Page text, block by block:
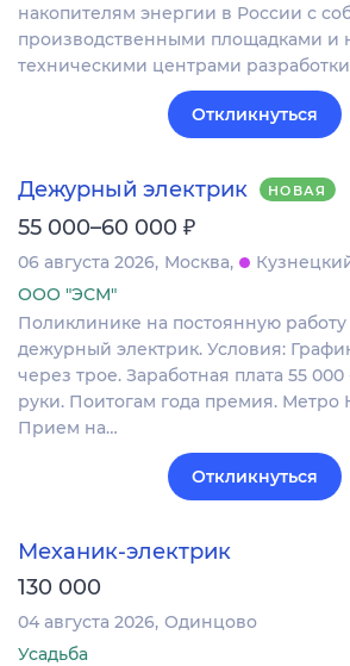
накопителям энергии в России с
производственными площадками и
техническими центрами
Откликнуться
Дежурный электрик НОВАЯ
55 000–60 000 ₽
06 августа 2026 Москва
ООО "ЭСМ"
Поликлинике на постоянную работу
дежурный электрик. Условия:
через трое. Заработная плата 55
руки. Поитогам года премия. Метро
Прием на…
Откликнуться
Механик-электрик
130 000
04 августа 2026 Одинцово
Усадьба